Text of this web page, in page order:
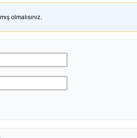
olmalısınız.